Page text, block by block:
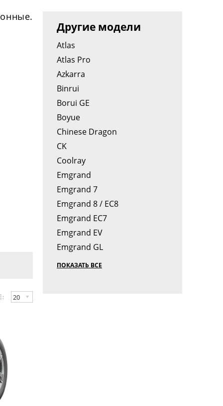
20
Другие модели
Atlas
Atlas Pro
Azkarra
Binrui
Borui GE
Boyue
Chinese Dragon
CK
Coolray
Emgrand
Emgrand 7
Emgrand 8 / EC8
Emgrand EC7
Emgrand EV
Emgrand GL
ПОКАЗАТЬ ВСЕ